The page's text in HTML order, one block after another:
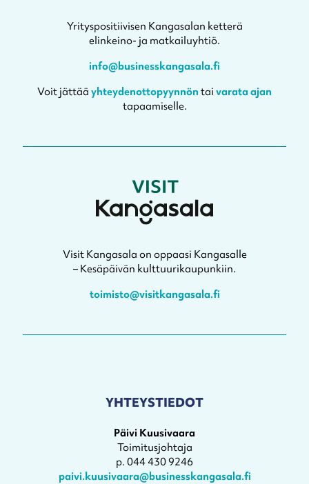
Yrityspositiivisen Kangasalan ketterä
elinkeino- ja matkailuyhtiö.
info@businesskangasala.fi
Voit jättääyhteydenottopyynnöntaivarata ajan
tapaamiselle.
Visit Kangasala on oppaasi Kangasalle
– Kesäpäivän kulttuurikaupunkiin.
toimisto@visitkangasala.fi
YHTEYSTIEDOT
Päivi Kuusivaara
Toimitusjohtaja
p. 044 430 9246
paivi.kuusivaara@businesskangasala.fi